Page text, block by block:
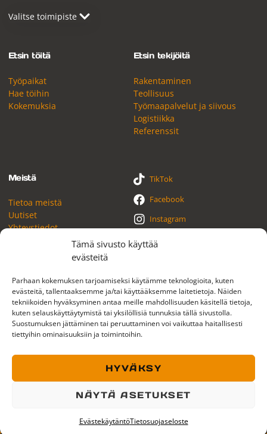
Tämä sivusto käyttää
evästeitä
Parhaan kokemuksen tarjoamiseksi käytämme teknologioita, kuten
evästeitä, tallentaaksemme ja/tai käyttääksemme laitetietoja. Näiden
tekniikoiden hyväksyminen antaa meille mahdollisuuden käsitellä tietoja,
kuten selauskäyttäytymistä tai yksilöllisiä tunnuksia tällä sivustolla.
Suostumuksen jättäminen tai peruuttaminen voi vaikuttaa haitallisesti
tiettyihin ominaisuuksiin ja toimintoihin.
HYVÄKSY
NÄYTÄ ASETUKSET
EvästekäytäntöTietosuojaseloste
Etsin töitä
Työpaikat
Hae töihin
Kokemuksia
Etsin tekijöitä
Rakentaminen
Teollisuus
Työmaapalvelut ja siivous
Logistiikka
Referenssit
Meistä
Tietoa meistä
Uutiset
Yhteystiedot
TikTok
Facebook
Instagram
YouTube
TietosuojaselosteEvästeasetukset
Kauppalehti Kasvuyritys & Kestomenestyjä 2017–2026